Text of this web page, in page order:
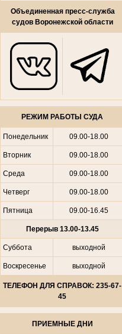
Объединенная пресс-служба
судов Воронежской области
РЕЖИМ РАБОТЫ СУДА
Понедельник 09.00-18.00
Вторник 09.00-18.00
Среда 09.00-18.00
Четверг 09.00-18.00
Пятница 09.00-16.45
Перерыв 13.00-13.45
Суббота выходной
Воскресенье выходной
ТЕЛЕФОН ДЛЯ СПРАВОК: 235-67-
45
ПРИЕМНЫЕ ДНИ